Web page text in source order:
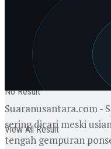
Lainnya
No Result
View All Result
Suaranusantara.com -
sering dicari meski
tengah gempuran